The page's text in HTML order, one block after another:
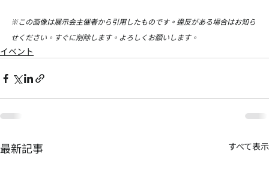
※この画像は展示会主催者から引用したものです。違反がある場合はお知ら
せください。すぐに削除します。よろしくお願いします。
イベント
最新記事 すべて表示